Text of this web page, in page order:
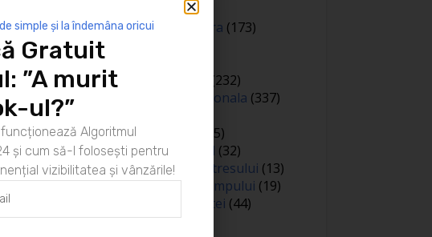
(12)
Educatie financiara (173)
Gandire pozitiva
(232)
Inteligenta emotionala (337)
Legea atractiei
(35)
Limbaj nonverbal (32)
Managementul stresului (13)
Managementul timpului (19)
Metafore si scantei (44)
Motivare(413)
simple și la îndemâna oricui
Gratuit
”A murit
ul?”
Algoritmul
și cum să-l folosești pentru
vizibilitatea și vânzările!